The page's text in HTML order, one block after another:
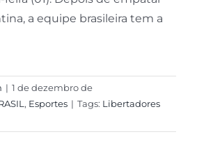
a equipe brasileira tem a
| 1 de dezembro de
, Esportes | Tags: Libertadores